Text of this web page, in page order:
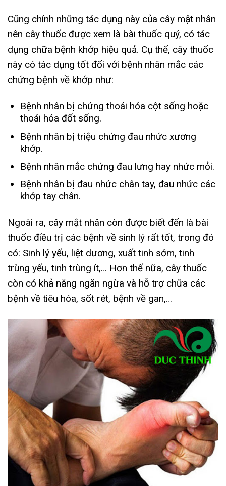
Cũng chính những tác dụng này của cây mật nhân
nên cây thuốc được xem là bài thuốc quý, có tác
dụng chữa bệnh khớp hiệu quả. Cụ thể, cây thuốc
này có tác dụng tốt đối với bệnh nhân mắc các
chứng bệnh về khớp như:
Bệnh nhân bị chứng thoái hóa cột sống hoặc
thoái hóa đốt sống.
Bệnh nhân bị triệu chứng đau nhức xương
khớp.
Bệnh nhân mắc chứng đau lưng hay nhức mỏi.
Bệnh nhân bị đau nhức chân tay, đau nhức các
khớp tay chân.
Ngoài ra, cây mật nhân còn được biết đến là bài
thuốc điều trị các bệnh về sinh lý rất tốt, trong đó
có: Sinh lý yếu, liệt dương, xuất tinh sớm, tinh
trùng yếu, tinh trùng ít,… Hơn thế nữa, cây thuốc
còn có khả năng ngăn ngừa và hỗ trợ chữa các
bệnh về tiêu hóa, sốt rét, bệnh về gan,…